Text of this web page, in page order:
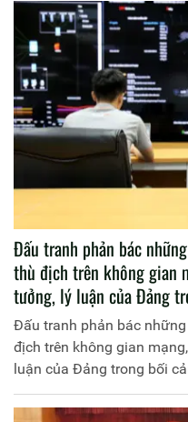
Đấu tranh phản bác
thù địch trên không gian
tưởng, lý luận của Đảng
Đấu tranh phản bác
địch trên không gian
luận của Đảng trong bối